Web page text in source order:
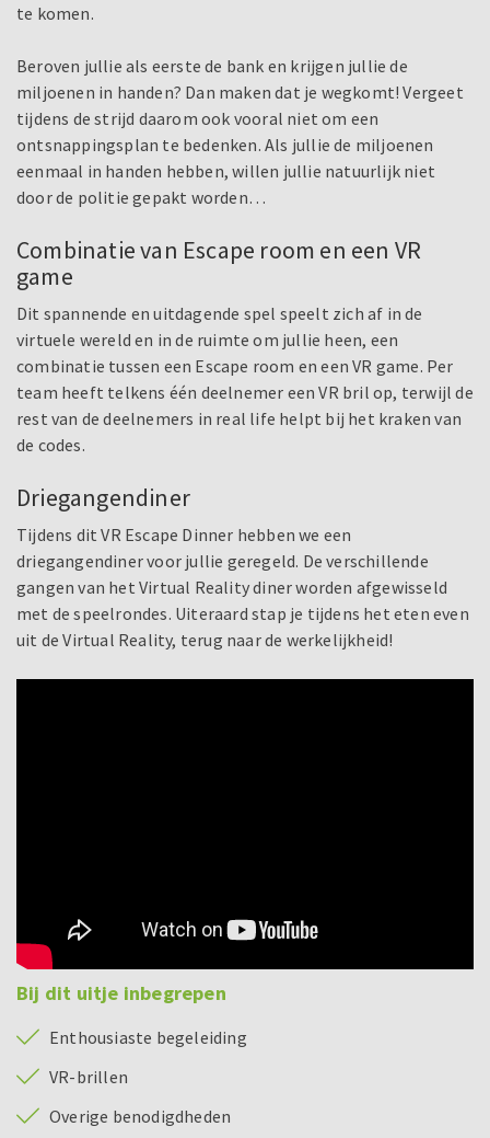
te komen.
Beroven jullie als eerste de bank en krijgen jullie de
miljoenen in handen? Dan maken dat je wegkomt! Vergeet
tijdens de strijd daarom ook vooral niet om een
ontsnappingsplan te bedenken. Als jullie de miljoenen
eenmaal in handen hebben, willen jullie natuurlijk niet
door de politie gepakt worden…
Combinatie van Escape room en een VR
game
Dit spannende en uitdagende spel speelt zich af in de
virtuele wereld en in de ruimte om jullie heen, een
combinatie tussen een Escape room en een VR game. Per
team heeft telkens één deelnemer een VR bril op, terwijl de
rest van de deelnemers in real life helpt bij het kraken van
de codes.
Driegangendiner
Tijdens dit VR Escape Dinner hebben we een
driegangendiner voor jullie geregeld. De verschillende
gangen van het Virtual Reality diner worden afgewisseld
met de speelrondes. Uiteraard stap je tijdens het eten even
uit de Virtual Reality, terug naar de werkelijkheid!
Bij dit uitje inbegrepen
Enthousiaste begeleiding
VR-brillen
Overige benodigdheden